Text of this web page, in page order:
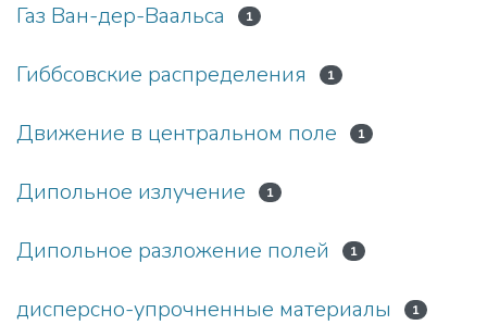
Газ Ван-дер-Ваальса 1
Гиббсовские распределения 1
Движение в центральном поле 1
Дипольное излучение 1
Дипольное разложение полей 1
дисперсно-упрочненные материалы 1